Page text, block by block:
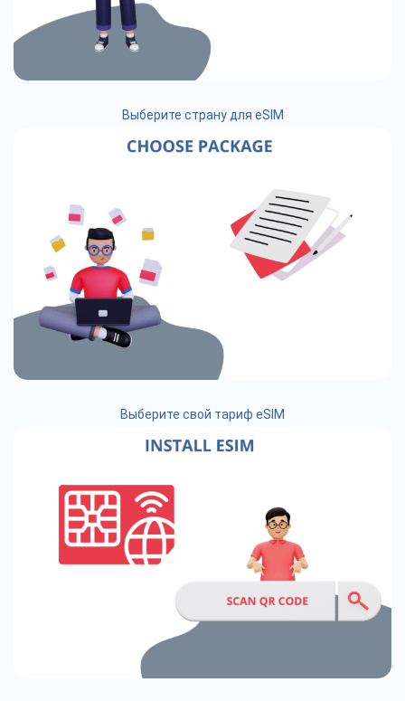
Выберите страну для eSIM
Выберите свой тариф eSIM